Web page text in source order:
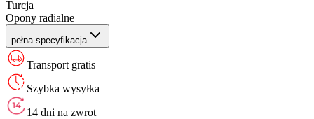
Turcja
Opony radialne
pełna specyfikacja
Transport gratis
Szybka wysyłka
14 dni na zwrot